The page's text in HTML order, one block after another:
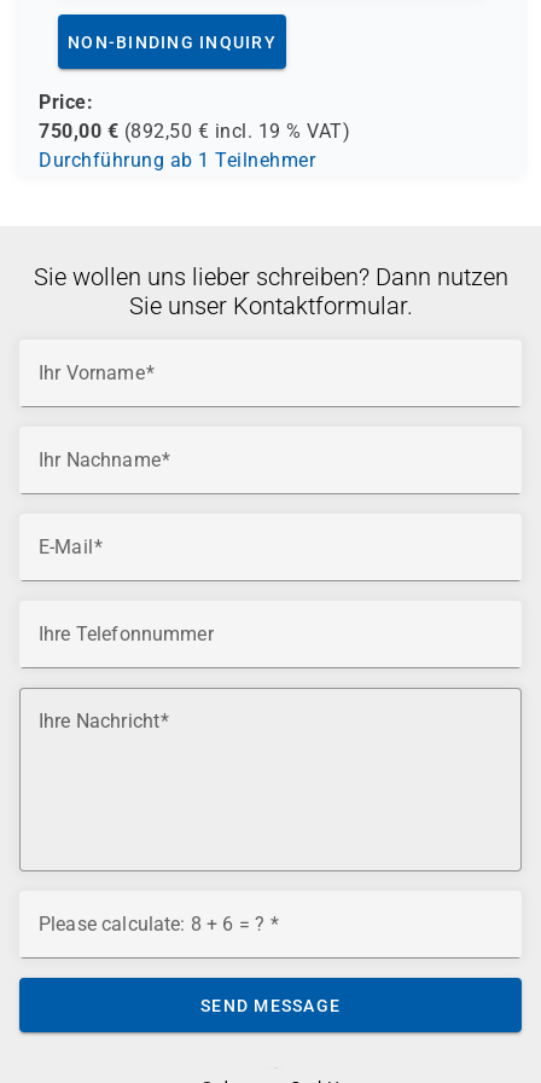
NON-BINDING INQUIRY
Price:
750,00 € (892,50 € incl. 19 % VAT)
Durchführung ab 1 Teilnehmer
Sie wollen uns lieber schreiben? Dann nutzen
Sie unser Kontaktformular.
Ihr Vorname
Ihr Nachname
E-Mail
Ihre Telefonnummer
Ihre Nachricht
Please calculate: 8 + 6 = ?
SEND MESSAGE